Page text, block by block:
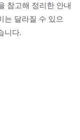
참고해 정리한 안내
는 달라질 수 있으
니다.